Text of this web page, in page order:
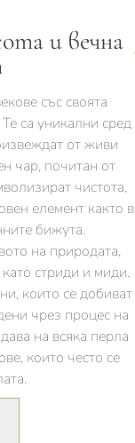
и вечна
със своята
Те са уникални сред
от живи
чар, почитан от
чистота,
елемент както в
бижута.
на природата,
стриди и миди.
които се добиват
чрез процес на
на всяка перла
които често се